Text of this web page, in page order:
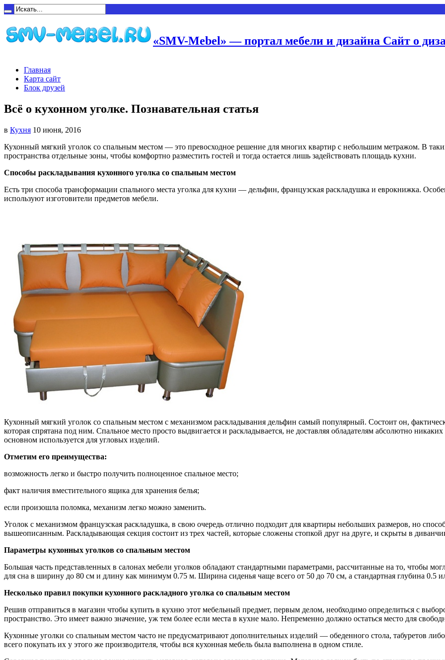
«SMV-Mebel» — портал мебели и дизайна Сайт о
Главная
Карта сайт
Блок друзей
Всё о кухонном уголке. Познавательная статья
в Кухня 10 июня, 2016
Кухонный мягкий уголок со спальным местом — это превосходное решение для многих квартир с небольшим метражом. В
пространства отдельные зоны, чтобы комфортно разместить гостей и тогда остается лишь задействовать площадь кухни.
Способы раскладывания кухонного уголка со спальным местом
Есть три способа трансформации спального места уголка для кухни — дельфин, французская раскладушка и еврокнижка.
используют изготовители предметов мебели.
Кухонный мягкий уголок со спальным местом с механизмом раскладывания дельфин самый популярный. Состоит он,
которая спрятана под ним. Спальное место просто выдвигается и раскладывается, не доставляя обладателям абсолютно
основном используется для угловых изделий.
Отметим его преимущества:
возможность легко и быстро получить полноценное спальное место;
факт наличия вместительного ящика для хранения белья;
если произошла поломка, механизм легко можно заменить.
Уголок с механизмом французская раскладушка, в свою очередь отлично подходит для квартиры небольших размеров, но
вышеописанным. Раскладывающая секция состоит из трех частей, которые сложены стопкой друг на друге, и скрыты в
Параметры кухонных уголков со спальным местом
Большая часть представленных в салонах мебели уголков обладают стандартными параметрами, рассчитанные на то, чтобы
для сна в ширину до 80 см и длину как минимум 0.75 м. Ширина сиденья чаще всего от 50 до 70 см, а стандартная глубина 0.5
Несколько правил покупки кухонного раскладного уголка со спальным местом
Решив отправиться в магазин чтобы купить в кухню этот мебельный предмет, первым делом, необходимо определиться с
пространство. Это имеет важно значение, уж тем более если места в кухне мало. Непременно должно остаться место для
Кухонные уголки со спальным местом часто не предусматривают дополнительных изделий — обеденного стола, табуретов
всего покупать их у этого же производителя, чтобы вся кухонная мебель была выполнена в одном стиле.